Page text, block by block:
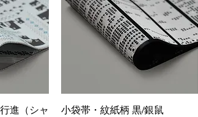
進（シャ
Vista rápida
小袋帯・紋紙柄 黒/銀鼠